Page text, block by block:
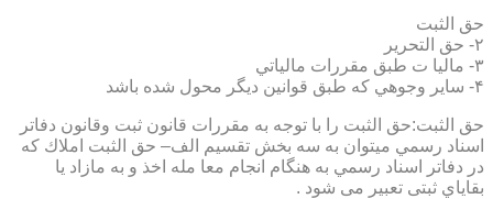
حق الثبت
۲- حق التحرير
۳- ماليا ت طبق مقررات مالياتي
۴- ساير وجوهي كه طبق قوانين ديگر محول شده باشد
حق الثبت:حق الثبت را با توجه به مقررات قانون ثبت وقانون دفاتر
اسناد رسمي ميتوان به سه بخش تقسيم الف– حق الثبت املاك كه
در دفاتر اسناد رسمي به هنگام انجام معا مله اخذ و به مازاد يا
بقاياي ثبتی تعبیر می شود .